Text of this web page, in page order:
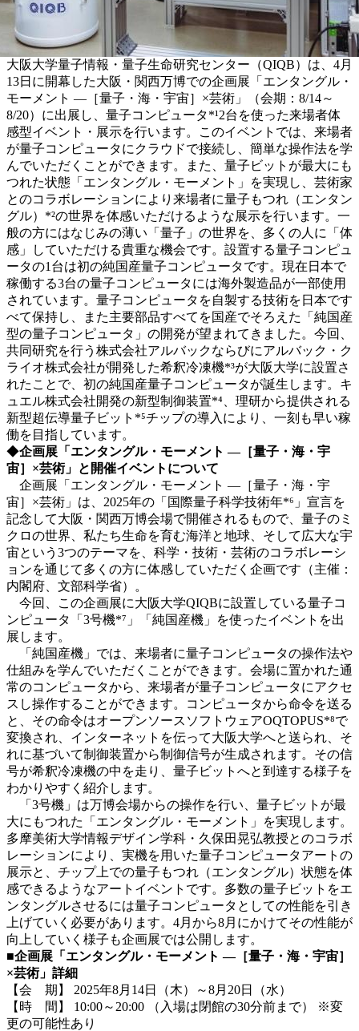
大阪大学量子情報・量子生命研究センター（QIQB）は、4月
13日に開幕した大阪・関西万博での企画展「エンタングル・
モーメント ―［量子・海・宇宙］×芸術」（会期：8/14～
8/20）に出展し、量子コンピュータ*¹2台を使った来場者体
感型イベント・展示を行います。このイベントでは、来場者
が量子コンピュータにクラウドで接続し、簡単な操作法を学
んでいただくことができます。また、量子ビットが最大にも
つれた状態「エンタングル・モーメント」を実現し、芸術家
とのコラボレーションにより来場者に量子もつれ（エンタン
グル）*²の世界を体感いただけるような展示を行います。一
般の方にはなじみの薄い「量子」の世界を、多くの人に「体
感」していただける貴重な機会です。設置する量子コンピュ
ータの1台は初の純国産量子コンピュータです。現在日本で
稼働する3台の量子コンピュータには海外製造品が一部使用
されています。量子コンピュータを自製する技術を日本です
べて保持し、また主要部品すべてを国産でそろえた「純国産
型の量子コンピュータ」の開発が望まれてきました。今回、
共同研究を行う株式会社アルバックならびにアルバック・ク
ライオ株式会社が開発した希釈冷凍機*³が大阪大学に設置さ
れたことで、初の純国産量子コンピュータが誕生します。キ
ュエル株式会社開発の新型制御装置*⁴、理研から提供される
新型超伝導量子ビット*⁵チップの導入により、一刻も早い稼
働を目指しています。
◆企画展「エンタングル・モーメント ―［量子・海・宇
宙］×芸術」と開催イベントについて
企画展「エンタングル・モーメント ―［量子・海・宇
宙］×芸術」は、2025年の「国際量子科学技術年*⁶」宣言を
記念して大阪・関西万博会場で開催されるもので、量子のミ
クロの世界、私たち生命を育む海洋と地球、そして広大な宇
宙という3つのテーマを、科学・技術・芸術のコラボレーシ
ョンを通じて多くの方に体感していただく企画です（主催：
内閣府、文部科学省）。
今回、この企画展に大阪大学QIQBに設置している量子コ
ンピュータ「3号機*⁷」「純国産機」を使ったイベントを出
展します。
「純国産機」では、来場者に量子コンピュータの操作法や
仕組みを学んでいただくことができます。会場に置かれた通
常のコンピュータから、来場者が量子コンピュータにアクセ
スし操作することができます。コンピュータから命令を送る
と、その命令はオープンソースソフトウェアOQTOPUS*⁸で
変換され、インターネットを伝って大阪大学へと送られ、そ
れに基づいて制御装置から制御信号が生成されます。その信
号が希釈冷凍機の中を走り、量子ビットへと到達する様子を
わかりやすく紹介します。
「3号機」は万博会場からの操作を行い、量子ビットが最
大にもつれた「エンタングル・モーメント」を実現します。
多摩美術大学情報デザイン学科・久保田晃弘教授とのコラボ
レーションにより、実機を用いた量子コンピュータアートの
展示と、チップ上での量子もつれ（エンタングル）状態を体
感できるようなアートイベントです。多数の量子ビットをエ
ンタングルさせるには量子コンピュータとしての性能を引き
上げていく必要があります。4月から8月にかけてその性能が
向上していく様子も企画展では公開します。
■企画展「エンタングル・モーメント ―［量子・海・宇宙］
×芸術」詳細
【会 期】 2025年8月14日（木）～8月20日（水）
【時 間】 10:00～20:00 （入場は閉館の30分前まで） ※変
更の可能性あり